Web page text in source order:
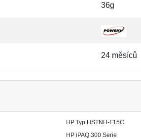
36g
24 měsíců
HP Typ HSTNH-F15C
HP iPAQ 300 Serie